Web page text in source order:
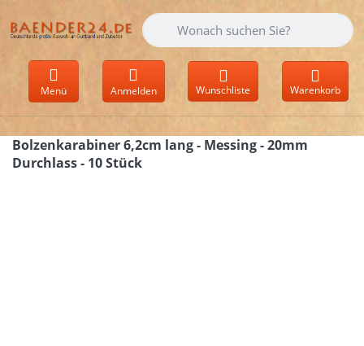
Geben Sie einen Suchbegriff ein.
Menü Anmelden Wunschliste Warenkorb
Bolzenkarabiner 6,2cm lang - Messing - 20mm
Durchlass - 10 Stück